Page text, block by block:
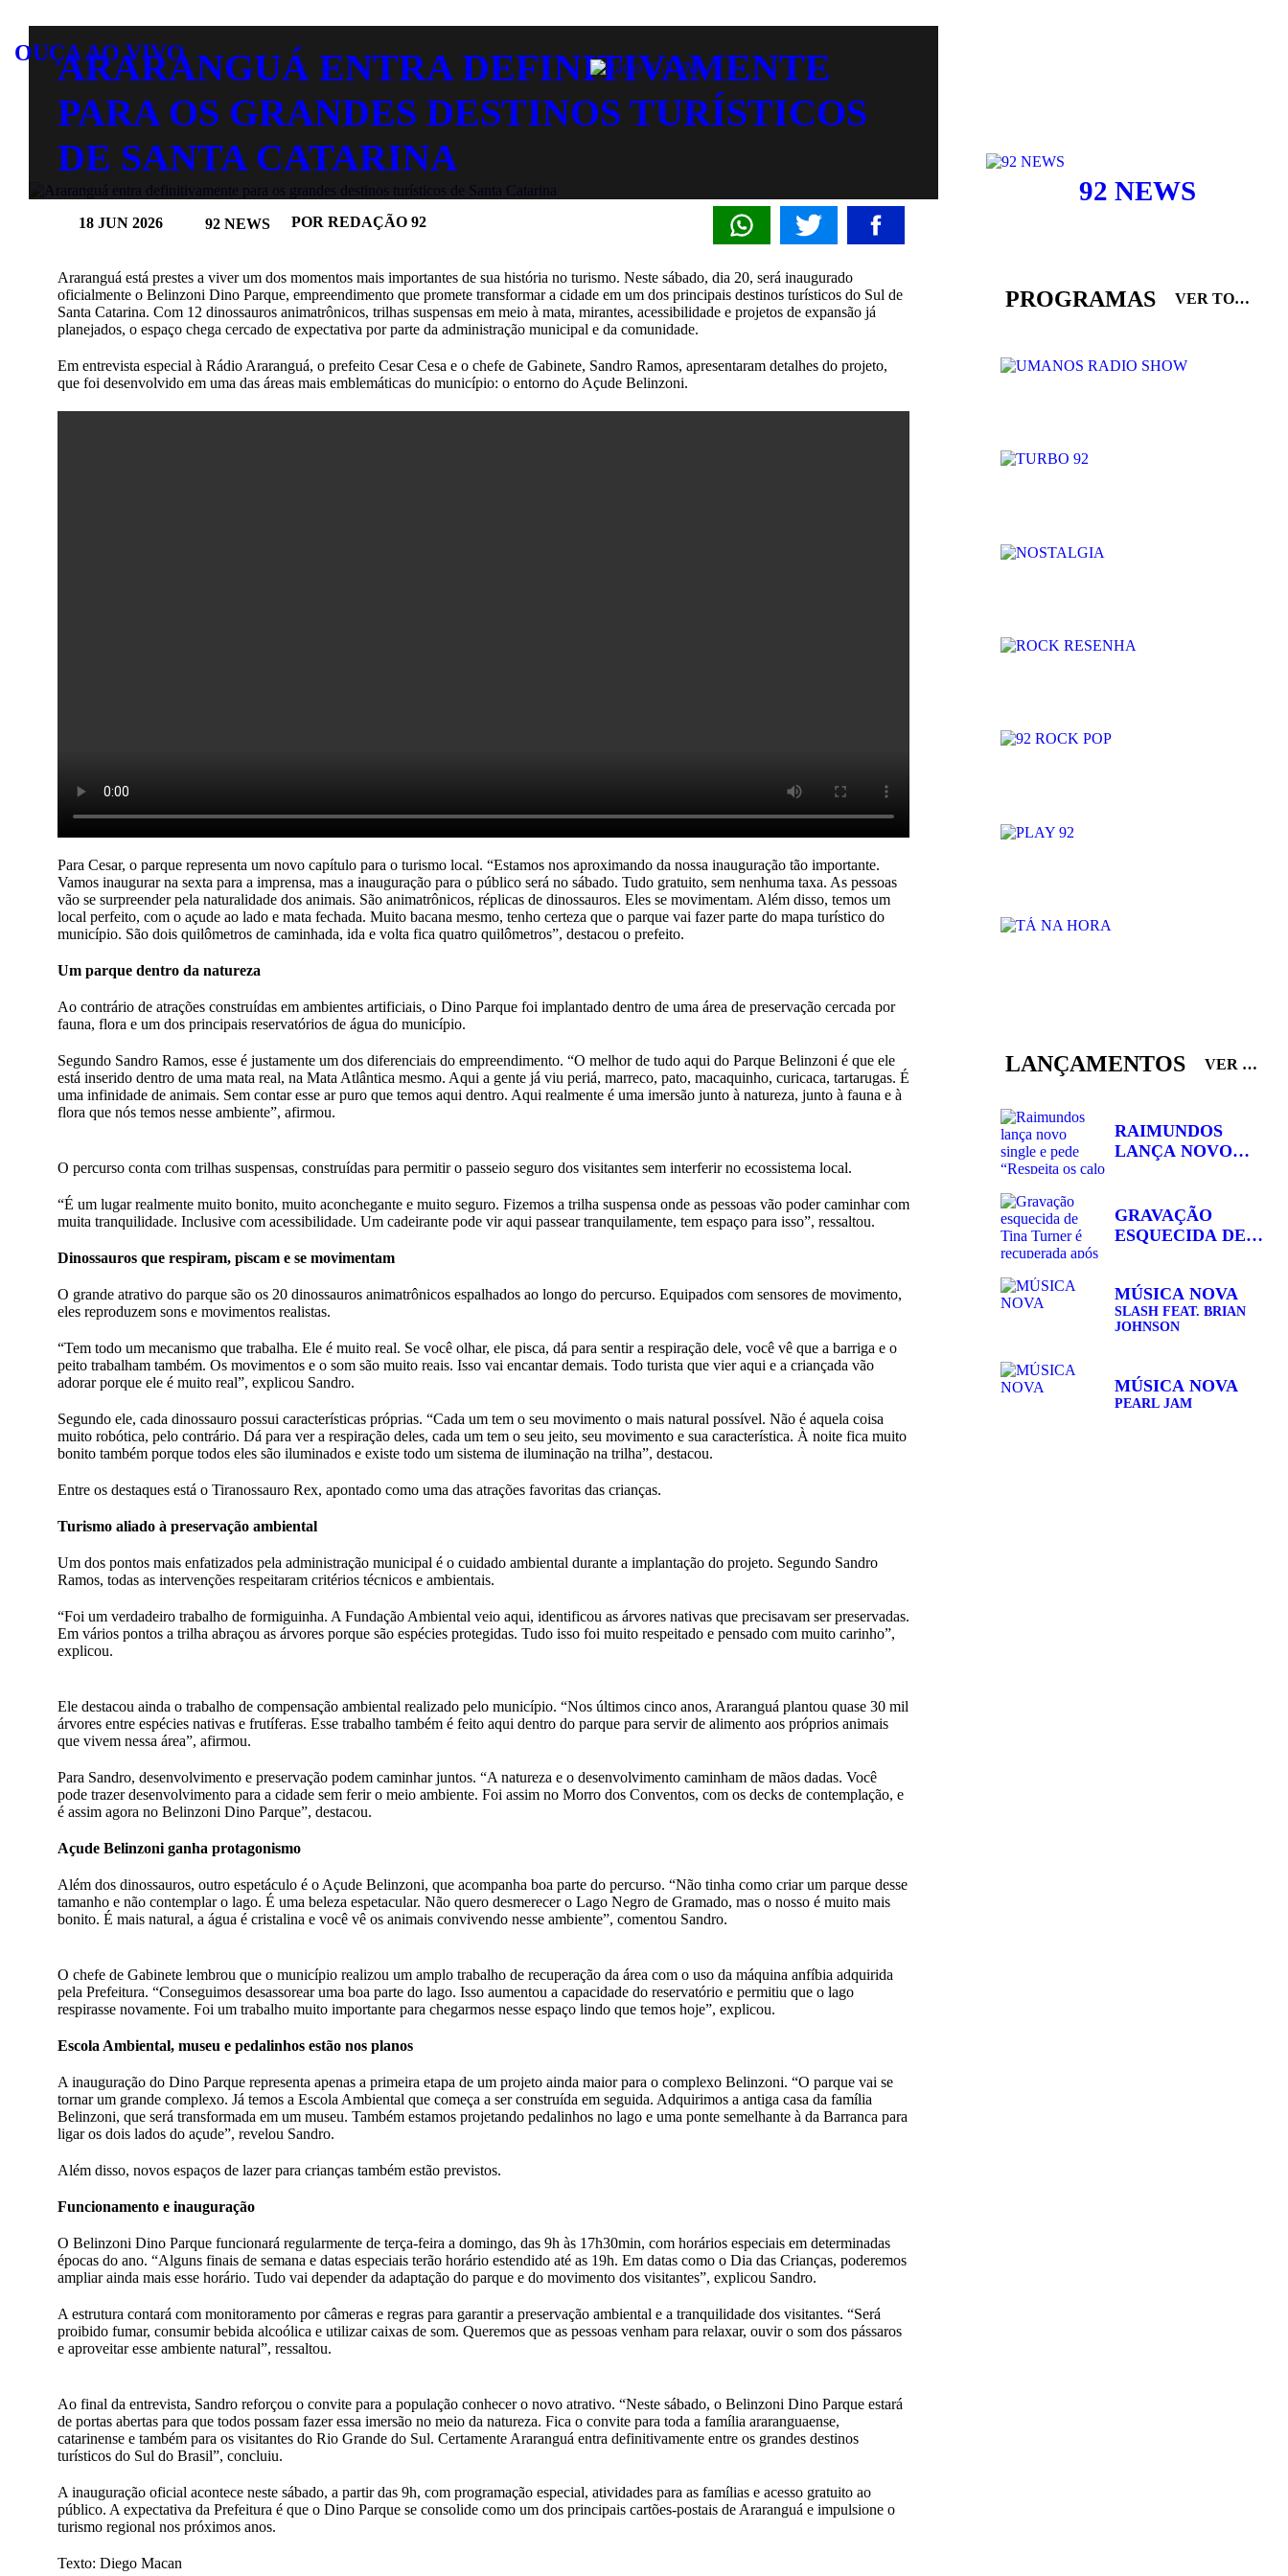
OUÇA AO VIVO
ARARANGUÁ ENTRA DEFINITIVAMENTE
PARA OS GRANDES DESTINOS TURÍSTICOS
DE SANTA CATARINA
18 JUN 2026 92 NEWS POR REDAÇÃO 92
Araranguá está prestes a viver um dos momentos mais importantes de sua história no turismo. Neste sábado, dia 20, será inaugurado
oficialmente o Belinzoni Dino Parque, empreendimento que promete transformar a cidade em um dos principais destinos turísticos do Sul de
Santa Catarina. Com 12 dinossauros animatrônicos, trilhas suspensas em meio à mata, mirantes, acessibilidade e projetos de expansão já
planejados, o espaço chega cercado de expectativa por parte da administração municipal e da comunidade.
Em entrevista especial à Rádio Araranguá, o prefeito Cesar Cesa e o chefe de Gabinete, Sandro Ramos, apresentaram detalhes do projeto,
que foi desenvolvido em uma das áreas mais emblemáticas do município: o entorno do Açude Belinzoni.
Para Cesar, o parque representa um novo capítulo para o turismo local. “Estamos nos aproximando da nossa inauguração tão importante.
Vamos inaugurar na sexta para a imprensa, mas a inauguração para o público será no sábado. Tudo gratuito, sem nenhuma taxa. As pessoas
vão se surpreender pela naturalidade dos animais. São animatrônicos, réplicas de dinossauros. Eles se movimentam. Além disso, temos um
local perfeito, com o açude ao lado e mata fechada. Muito bacana mesmo, tenho certeza que o parque vai fazer parte do mapa turístico do
município. São dois quilômetros de caminhada, ida e volta fica quatro quilômetros”, destacou o prefeito.
Um parque dentro da natureza
Ao contrário de atrações construídas em ambientes artificiais, o Dino Parque foi implantado dentro de uma área de preservação cercada por
fauna, flora e um dos principais reservatórios de água do município.
Segundo Sandro Ramos, esse é justamente um dos diferenciais do empreendimento. “O melhor de tudo aqui do Parque Belinzoni é que ele
está inserido dentro de uma mata real, na Mata Atlântica mesmo. Aqui a gente já viu periá, marreco, pato, macaquinho, curicaca, tartarugas. É
uma infinidade de animais. Sem contar esse ar puro que temos aqui dentro. Aqui realmente é uma imersão junto à natureza, junto à fauna e à
flora que nós temos nesse ambiente”, afirmou.
O percurso conta com trilhas suspensas, construídas para permitir o passeio seguro dos visitantes sem interferir no ecossistema local.
“É um lugar realmente muito bonito, muito aconchegante e muito seguro. Fizemos a trilha suspensa onde as pessoas vão poder caminhar com
muita tranquilidade. Inclusive com acessibilidade. Um cadeirante pode vir aqui passear tranquilamente, tem espaço para isso”, ressaltou.
Dinossauros que respiram, piscam e se movimentam
O grande atrativo do parque são os 20 dinossauros animatrônicos espalhados ao longo do percurso. Equipados com sensores de movimento,
eles reproduzem sons e movimentos realistas.
“Tem todo um mecanismo que trabalha. Ele é muito real. Se você olhar, ele pisca, dá para sentir a respiração dele, você vê que a barriga e o
peito trabalham também. Os movimentos e o som são muito reais. Isso vai encantar demais. Todo turista que vier aqui e a criançada vão
adorar porque ele é muito real”, explicou Sandro.
Segundo ele, cada dinossauro possui características próprias. “Cada um tem o seu movimento o mais natural possível. Não é aquela coisa
muito robótica, pelo contrário. Dá para ver a respiração deles, cada um tem o seu jeito, seu movimento e sua característica. À noite fica muito
bonito também porque todos eles são iluminados e existe todo um sistema de iluminação na trilha”, destacou.
Entre os destaques está o Tiranossauro Rex, apontado como uma das atrações favoritas das crianças.
Turismo aliado à preservação ambiental
Um dos pontos mais enfatizados pela administração municipal é o cuidado ambiental durante a implantação do projeto. Segundo Sandro
Ramos, todas as intervenções respeitaram critérios técnicos e ambientais.
“Foi um verdadeiro trabalho de formiguinha. A Fundação Ambiental veio aqui, identificou as árvores nativas que precisavam ser preservadas.
Em vários pontos a trilha abraçou as árvores porque são espécies protegidas. Tudo isso foi muito respeitado e pensado com muito carinho”,
explicou.
Ele destacou ainda o trabalho de compensação ambiental realizado pelo município. “Nos últimos cinco anos, Araranguá plantou quase 30 mil
árvores entre espécies nativas e frutíferas. Esse trabalho também é feito aqui dentro do parque para servir de alimento aos próprios animais
que vivem nessa área”, afirmou.
Para Sandro, desenvolvimento e preservação podem caminhar juntos. “A natureza e o desenvolvimento caminham de mãos dadas. Você
pode trazer desenvolvimento para a cidade sem ferir o meio ambiente. Foi assim no Morro dos Conventos, com os decks de contemplação, e
é assim agora no Belinzoni Dino Parque”, destacou.
Açude Belinzoni ganha protagonismo
Além dos dinossauros, outro espetáculo é o Açude Belinzoni, que acompanha boa parte do percurso. “Não tinha como criar um parque desse
tamanho e não contemplar o lago. É uma beleza espetacular. Não quero desmerecer o Lago Negro de Gramado, mas o nosso é muito mais
bonito. É mais natural, a água é cristalina e você vê os animais convivendo nesse ambiente”, comentou Sandro.
O chefe de Gabinete lembrou que o município realizou um amplo trabalho de recuperação da área com o uso da máquina anfíbia adquirida
pela Prefeitura. “Conseguimos desassorear uma boa parte do lago. Isso aumentou a capacidade do reservatório e permitiu que o lago
respirasse novamente. Foi um trabalho muito importante para chegarmos nesse espaço lindo que temos hoje”, explicou.
Escola Ambiental, museu e pedalinhos estão nos planos
A inauguração do Dino Parque representa apenas a primeira etapa de um projeto ainda maior para o complexo Belinzoni. “O parque vai se
tornar um grande complexo. Já temos a Escola Ambiental que começa a ser construída em seguida. Adquirimos a antiga casa da família
Belinzoni, que será transformada em um museu. Também estamos projetando pedalinhos no lago e uma ponte semelhante à da Barranca para
ligar os dois lados do açude”, revelou Sandro.
Além disso, novos espaços de lazer para crianças também estão previstos.
Funcionamento e inauguração
O Belinzoni Dino Parque funcionará regularmente de terça-feira a domingo, das 9h às 17h30min, com horários especiais em determinadas
épocas do ano. “Alguns finais de semana e datas especiais terão horário estendido até as 19h. Em datas como o Dia das Crianças, poderemos
ampliar ainda mais esse horário. Tudo vai depender da adaptação do parque e do movimento dos visitantes”, explicou Sandro.
A estrutura contará com monitoramento por câmeras e regras para garantir a preservação ambiental e a tranquilidade dos visitantes. “Será
proibido fumar, consumir bebida alcoólica e utilizar caixas de som. Queremos que as pessoas venham para relaxar, ouvir o som dos pássaros
e aproveitar esse ambiente natural”, ressaltou.
Ao final da entrevista, Sandro reforçou o convite para a população conhecer o novo atrativo. “Neste sábado, o Belinzoni Dino Parque estará
de portas abertas para que todos possam fazer essa imersão no meio da natureza. Fica o convite para toda a família araranguaense,
catarinense e também para os visitantes do Rio Grande do Sul. Certamente Araranguá entra definitivamente entre os grandes destinos
turísticos do Sul do Brasil”, concluiu.
A inauguração oficial acontece neste sábado, a partir das 9h, com programação especial, atividades para as famílias e acesso gratuito ao
público. A expectativa da Prefeitura é que o Dino Parque se consolide como um dos principais cartões-postais de Araranguá e impulsione o
turismo regional nos próximos anos.
Texto: Diego Macan
92 NEWS
PROGRAMAS VER TODOS
LANÇAMENTOS VER TODOS
RAIMUNDOS
LANÇA NOVO
GRAVAÇÃO
ESQUECIDA DE
APÓ...
MÚSICA NOVA
SLASH FEAT. BRIAN
JOHNSON
MÚSICA NOVA
PEARL JAM